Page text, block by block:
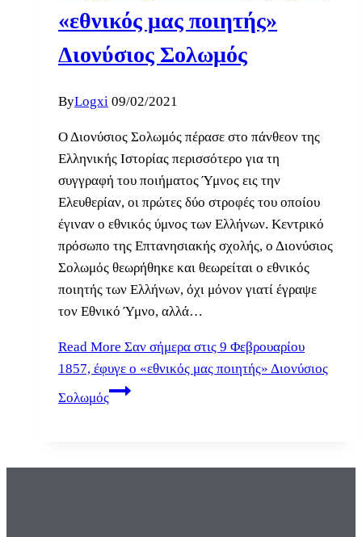
«εθνικός μας ποιητής»
Διονύσιος Σολωμός
ByLogxi 09/02/2021
Ο Διονύσιος Σολωμός πέρασε στο πάνθεον της
Ελληνικής Ιστορίας περισσότερο για τη
συγγραφή του ποιήματος Ύμνος εις την
Ελευθερίαν, οι πρώτες δύο στροφές του οποίου
έγιναν ο εθνικός ύμνος των Ελλήνων. Κεντρικό
πρόσωπο της Επτανησιακής σχολής, ο Διονύσιος
Σολωμός θεωρήθηκε και θεωρείται ο εθνικός
ποιητής των Ελλήνων, όχι μόνον γιατί έγραψε
τον Εθνικό Ύμνο, αλλά…
Read More Σαν σήμερα στις 9 Φεβρουαρίου
1857, έφυγε ο «εθνικός μας ποιητής» Διονύσιος
Σολωμός